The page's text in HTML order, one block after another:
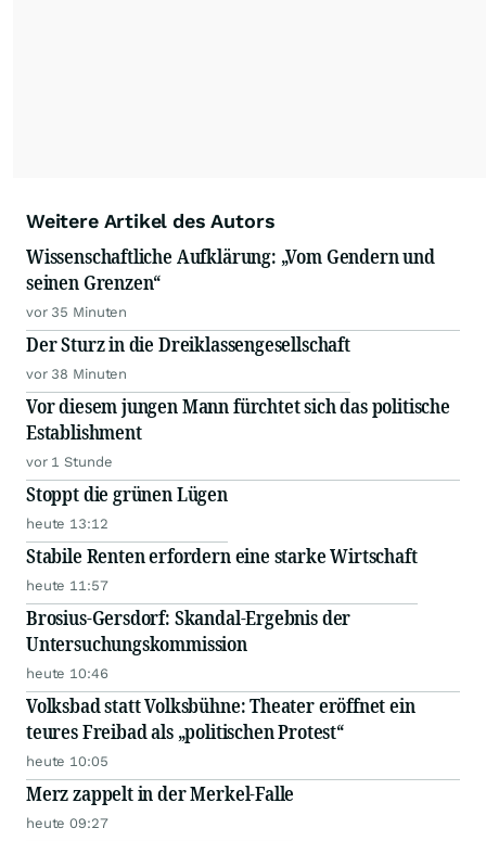
Weitere Artikel des Autors
Wissenschaftliche Aufklärung: „Vom Gendern und
seinen Grenzen“
vor 35 Minuten
Der Sturz in die Dreiklassengesellschaft
vor 38 Minuten
Vor diesem jungen Mann fürchtet sich das politische
Establishment
vor 1 Stunde
Stoppt die grünen Lügen
heute 13:12
Stabile Renten erfordern eine starke Wirtschaft
heute 11:57
Brosius-Gersdorf: Skandal-Ergebnis der
Untersuchungskommission
heute 10:46
Volksbad statt Volksbühne: Theater eröffnet ein
teures Freibad als „politischen Protest“
heute 10:05
Merz zappelt in der Merkel-Falle
heute 09:27